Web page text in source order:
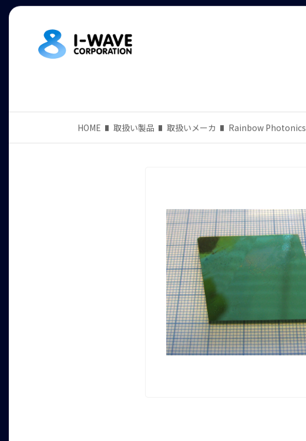
HOME 取扱い製品 取扱いメーカ Rainbow Photonics